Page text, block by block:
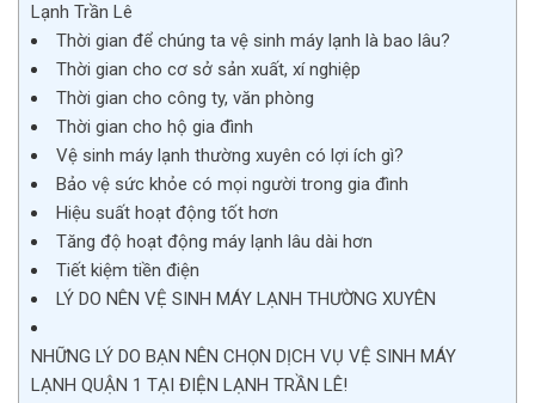
Lạnh Trần Lê
Thời gian để chúng ta vệ sinh máy lạnh là bao lâu?
Thời gian cho cơ sở sản xuất, xí nghiệp
Thời gian cho công ty, văn phòng
Thời gian cho hộ gia đình
Vệ sinh máy lạnh thường xuyên có lợi ích gì?
Bảo vệ sức khỏe có mọi người trong gia đình
Hiệu suất hoạt động tốt hơn
Tăng độ hoạt động máy lạnh lâu dài hơn
Tiết kiệm tiền điện
LÝ DO NÊN VỆ SINH MÁY LẠNH THƯỜNG XUYÊN
NHỮNG LÝ DO BẠN NÊN CHỌN DỊCH VỤ VỆ SINH MÁY
LẠNH QUẬN 1 TẠI ĐIỆN LẠNH TRẦN LÊ!